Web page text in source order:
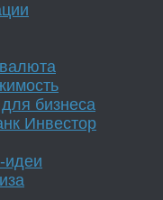
бизнеса
Инвестор
идеи